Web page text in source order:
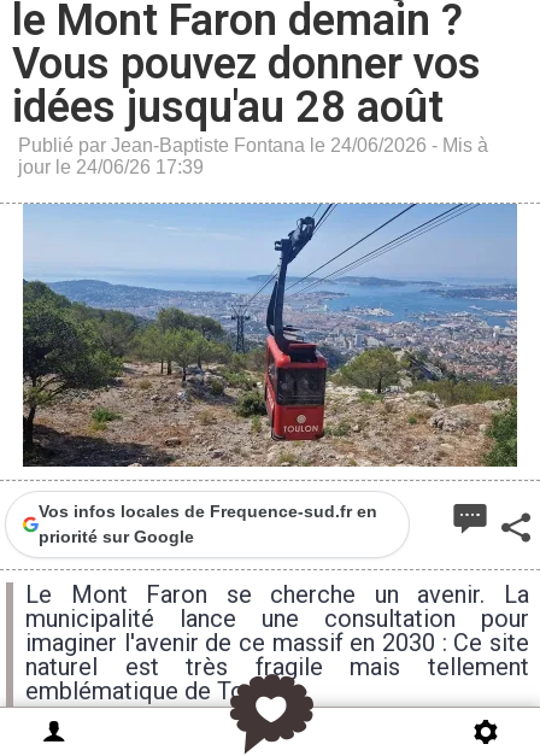
le Mont Faron demain ?
Vous pouvez donner vos
idées jusqu'au 28 août
Publié par Jean-Baptiste Fontana le 24/06/2026 - Mis à
jour le 24/06/26 17:39
Vos infos locales de Frequence-sud.fr en
priorité sur Google
Le Mont Faron se cherche un avenir. La
municipalité lance une consultation pour
imaginer l'avenir de ce massif en 2030 : Ce site
naturel est très fragile mais tellement
emblématique de Toulon.
samedi 15H lundi